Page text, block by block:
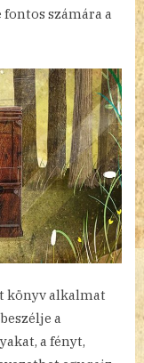
számára a
könyv alkalmat
a
a fényt,